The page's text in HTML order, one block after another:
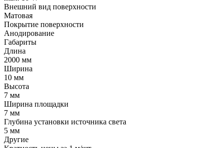
Внешний вид поверхности
Матовая
Покрытие поверхности
Анодирование
Габариты
Длина
2000 мм
Ширина
10 мм
Высота
7 мм
Ширина площадки
7 мм
Глубина установки источника света
5 мм
Другие